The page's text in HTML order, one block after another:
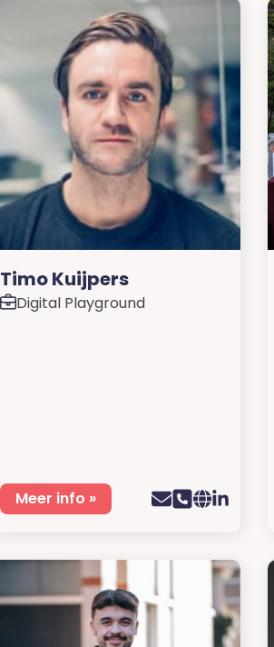
Timo Kuijpers
Digital Playground
Meer info »